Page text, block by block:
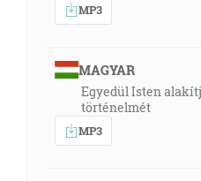
MP3
MAGYAR
Egyedül Isten
történelmét
MP3